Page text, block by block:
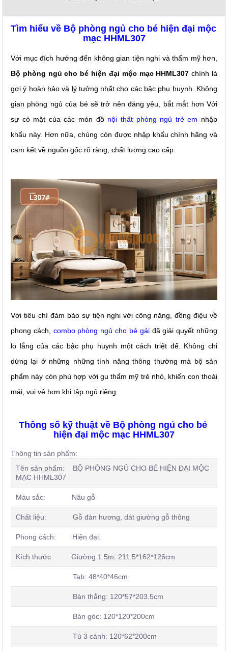
Nhà
Thất
Hàng
Tìm hiểu về Bộ phòng ngủ cho bé hiện đại mộc
mạc HHML307
Bộ phòng ngủ cho bé hiện đại mộc mạc HHML307 chính là
gợi ý hoàn hảo và lý tưởng nhất cho các bậc phụ huynh. Không
gian phòng ngủ của bé sẽ trở nên đáng yêu, bắt mắt hơn Với
sự có mặt của các món đồ nội thất phòng ngủ trẻ em nhập
khẩu này. Hơn nữa, chúng còn được nhập khẩu chính hãng và
cam kết về nguồn gốc rõ ràng, chất lượng cao cấp.
Với tiêu chí đảm bảo sự tiện nghi với công năng, đồng điệu về
phong cách, combo phòng ngủ cho bé gái đã giải quyết những
lo lắng của các bậc phụ huynh một cách triệt để. Không chỉ
dừng lại ở những những tính năng thông thường mà bộ sản
phẩm này còn phù hợp với gu thẩm mỹ trẻ nhỏ, khiến con thoải
mái, vui vẻ hơn khi tập ngủ riêng.
Thông số kỹ thuật về Bộ phòng ngủ cho bé
hiện đại mộc mạc HHML307
Thông tin sản phẩm:
Tên sản phẩm: BỘ PHÒNG NGỦ CHO BÉ HIỆN ĐẠI MỘC
MẠC HHML307
Màu sắc: Nâu gỗ
Chất liệu: Gỗ đàn hương, dát giường gỗ thông
Phong cách: Hiện đại.
Kích thước: Giường 1.5m: 211.5*162*126cm
Tab: 48*40*46cm
Bàn thẳng: 120*57*203.5cm
Bàn góc: 120*120*200cm
Tủ 3 cánh: 120*62*200cm